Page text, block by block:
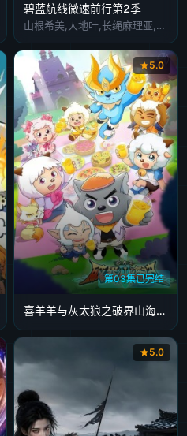
碧蓝航线微速前行第2季
山根希美,大地叶,长绳麻理亚,阿部里果
第03集已完结
5.0
喜羊羊与灰太狼之破界山海诀番外篇
5.0